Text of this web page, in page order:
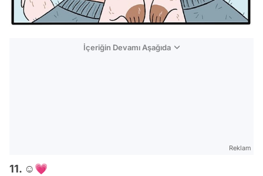
İçeriğin Devamı Aşağıda
Reklam
11. ☺️💗